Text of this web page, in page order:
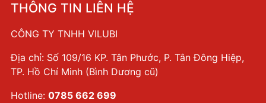
THÔNG TIN LIÊN HỆ
CÔNG TY TNHH VILUBI
Địa chỉ: Số 109/16 KP. Tân Phước, P. Tân Đông Hiệp,
TP. Hồ Chí Minh (Bình Dương cũ)
Hotline: 0785 662 699